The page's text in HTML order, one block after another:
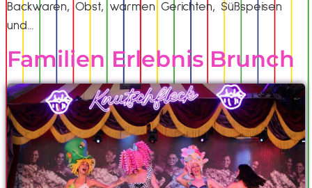
Backwaren, Obst, warmen Gerichten, Süßspeisen
und…
Familien Erlebnis Brunch